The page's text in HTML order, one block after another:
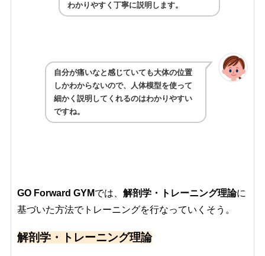
わかりやすく丁寧に説明します。
自分が痛いなと感じていても大体の位置
しかわからないので、人体模型を使って
細かく説明してくれるのはわかりやすい
ですね。
GO Forward GYMでは、 解剖学・トレーニング理論に
基づいた方法でトレーニングを行なっていくそう。
解剖学・トレーニング理論